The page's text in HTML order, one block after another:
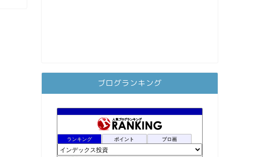
ブログランキング
ランキング ポイント ブロ画